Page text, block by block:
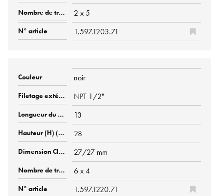
2 x 5
1.597.1203.71
noir
NPT 1/2"
13
28
27/27 mm
6 x 4
1.597.1220.71